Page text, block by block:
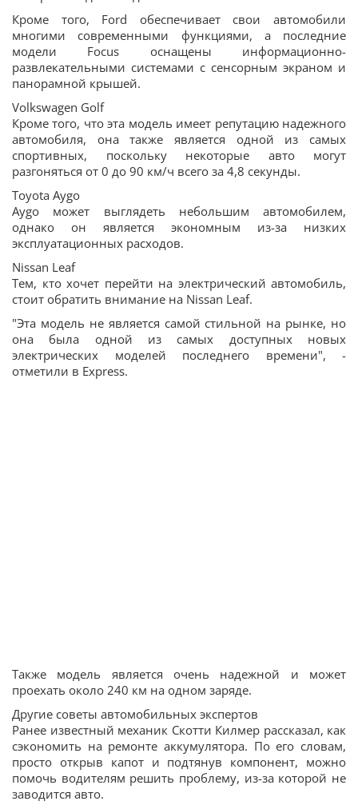
Кроме того, Ford обеспечивает свои автомобили
многими современными функциями, а последние
модели Focus оснащены информационно-
развлекательными системами с сенсорным экраном и
панорамной крышей.
Volkswagen Golf
Кроме того, что эта модель имеет репутацию надежного
автомобиля, она также является одной из самых
спортивных, поскольку некоторые авто могут
разгоняться от 0 до 90 км/ч всего за 4,8 секунды.
Toyota Aygo
Aygo может выглядеть небольшим автомобилем,
однако он является экономным из-за низких
эксплуатационных расходов.
Nissan Leaf
Тем, кто хочет перейти на электрический автомобиль,
стоит обратить внимание на Nissan Leaf.
"Эта модель не является самой стильной на рынке, но
она была одной из самых доступных новых
электрических моделей последнего времени", -
отметили в Express.
Также модель является очень надежной и может
проехать около 240 км на одном заряде.
Другие советы автомобильных экспертов
Ранее известный механик Скотти Килмер рассказал, как
сэкономить на ремонте аккумулятора. По его словам,
просто открыв капот и подтянув компонент, можно
помочь водителям решить проблему, из-за которой не
заводится авто.